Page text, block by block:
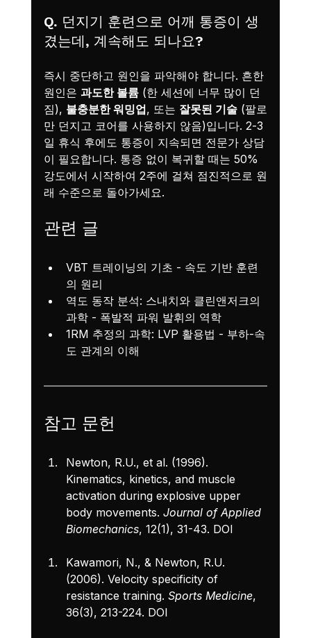
Q. 던지기 훈련으로 어깨 통증이 생
겼는데, 계속해도 되나요?
즉시 중단하고 원인을 파악해야 합니다. 흔한
원인은 과도한 볼륨 (한 세션에 너무 많이 던
짐), 불충분한 워밍업, 또는 잘못된 기술 (팔로
만 던지고 코어를 사용하지 않음)입니다. 2-3
일 휴식 후에도 통증이 지속되면 전문가 상담
이 필요합니다. 통증 없이 복귀할 때는 50%
강도에서 시작하여 2주에 걸쳐 점진적으로 원
래 수준으로 돌아가세요.
관련 글
VBT 트레이닝의 기초 - 속도 기반 훈련
의 원리
역도 동작 분석: 스내치와 클린앤저크의
과학 - 폭발적 파워 발휘의 역학
1RM 추정의 과학: LVP 활용법 - 부하-속
도 관계의 이해
참고 문헌
Newton, R.U., et al. (1996).
Kinematics, kinetics, and muscle
activation during explosive upper
body movements. Journal of Applied
Biomechanics, 12(1), 31-43. DOI
Kawamori, N., & Newton, R.U.
(2006). Velocity specificity of
resistance training. Sports Medicine,
36(3), 213-224. DOI